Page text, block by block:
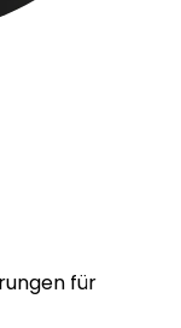
für